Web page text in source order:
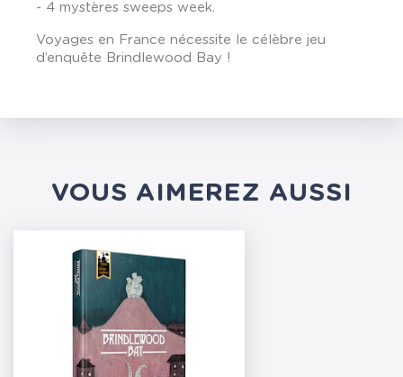
- 4 mystères sweeps week.
Voyages en France nécessite le célèbre jeu
d’enquête Brindlewood Bay !
VOUS AIMEREZ AUSSI